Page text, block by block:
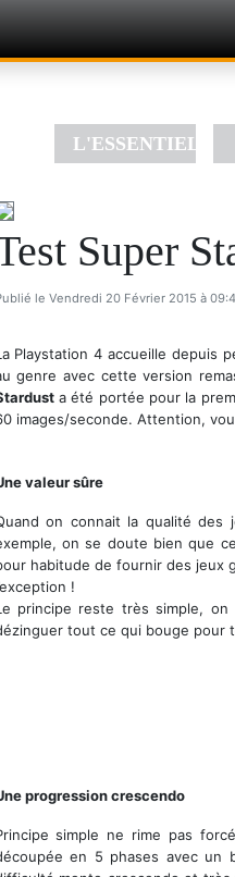
L'ESSENTIEL
Super
le Vendredi 20 Février 2015 à
Playstation 4 accueille depuis
genre avec cette version
a été portée pour la
images/seconde. Attention,
valeur sûre
on connait la qualité
on se doute bien que
habitude de fournir des jeux
!
principe reste très simple, on
tout ce qui bouge pour
progression crescendo
simple ne rime pas
en 5 phases avec un